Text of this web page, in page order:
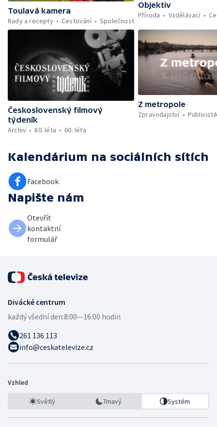
Toulavá kamera
Rady a recepty
Cestování Společnost
Objektiv
Příroda
Vzdělávací
Československý filmový
týdeník
Archiv
80. léta 60. léta
Z metropole
Zpravodajství
Kalendárium na sociálních sítích
Facebook
Napište nám
Otevřít
kontaktní
formulář
Divácké centrum
každý všední den:8:00—16:00 hodin
261 136 113
info@ceskatelevize.cz
Vzhled
Světlý Tmavý Systém